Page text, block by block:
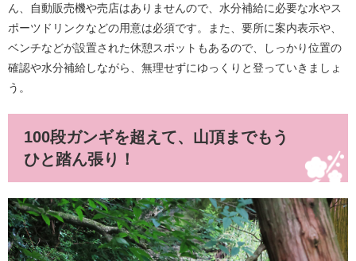
ん、自動販売機や売店はありませんので、水分補給に必要な水やス
ポーツドリンクなどの用意は必須です。また、要所に案内表示や、
ベンチなどが設置された休憩スポットもあるので、しっかり位置の
確認や水分補給しながら、無理せずにゆっくりと登っていきましょ
う。
100段ガンギを超えて、山頂までもう
ひと踏ん張り！